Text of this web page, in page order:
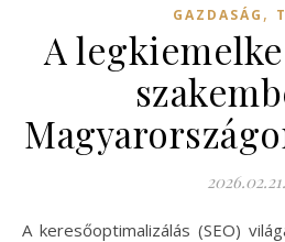
GAZDASÁG ,
A
2026.02.21.
A keresőoptimalizálás (SEO) világa folyamatosan változik,